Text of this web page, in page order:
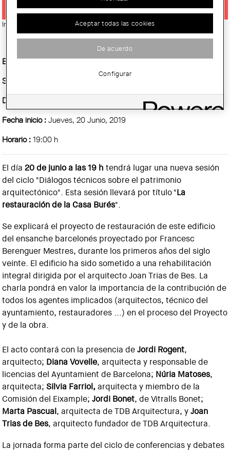
Imatge: © Amadalvarez (wikipedia)
Entidad Organizadora :AADIPA
Sitio :
Demarcación :
Fecha inicio :Jueves, 20 Junio, 2019
Horario :19:00 h
El día 20 de junio a las 19 h tendrá lugar una nueva sesión
del ciclo "Diálogos técnicos sobre el patrimonio
arquitectónico". Esta sesión llevará por título "La
restauración de la Casa Burés".
Se explicará el proyecto de restauración de este edificio
del ensanche barcelonés proyectado por Francesc
Berenguer Mestres, durante los primeros años del siglo
veinte. El edificio ha sido sometido a una rehabilitación
integral dirigida por el arquitecto Joan Trias de Bes. La
charla pondrá en valor la importancia de la contribución de
todos los agentes implicados (arquitectos, técnico del
ayuntamiento, restauradores ...) en el proceso del Proyecto
y de la obra.
El acto contará con la presencia deJordi Rogent,
arquitecto; Diana Vovelle, arquitecta y responsable de
licencias del Ayuntamient de Barcelona; Núria Matoses,
arquitecta; Silvia Farriol, arquitecta y miembro de la
Comisión del Eixample;Jordi Bonet, de Vitralls Bonet;
Marta Pascual, arquitecta de TDB Arquitectura, yJoan
Trias de Bes, arquitecto fundador de TDB Arquitectura.
La jornada forma parte del ciclo de conferencias y debates
Aceptar todas las cookies
De acuerdo
Configurar